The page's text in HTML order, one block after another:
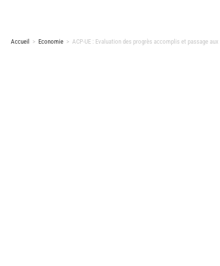
Accueil > Economie > ACP-UE : Evaluation des progrès accomplis et passage